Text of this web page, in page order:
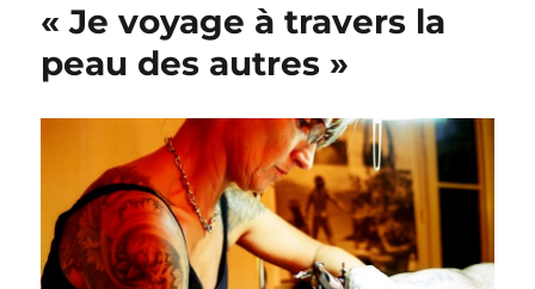
« Je voyage à travers la
peau des autres »